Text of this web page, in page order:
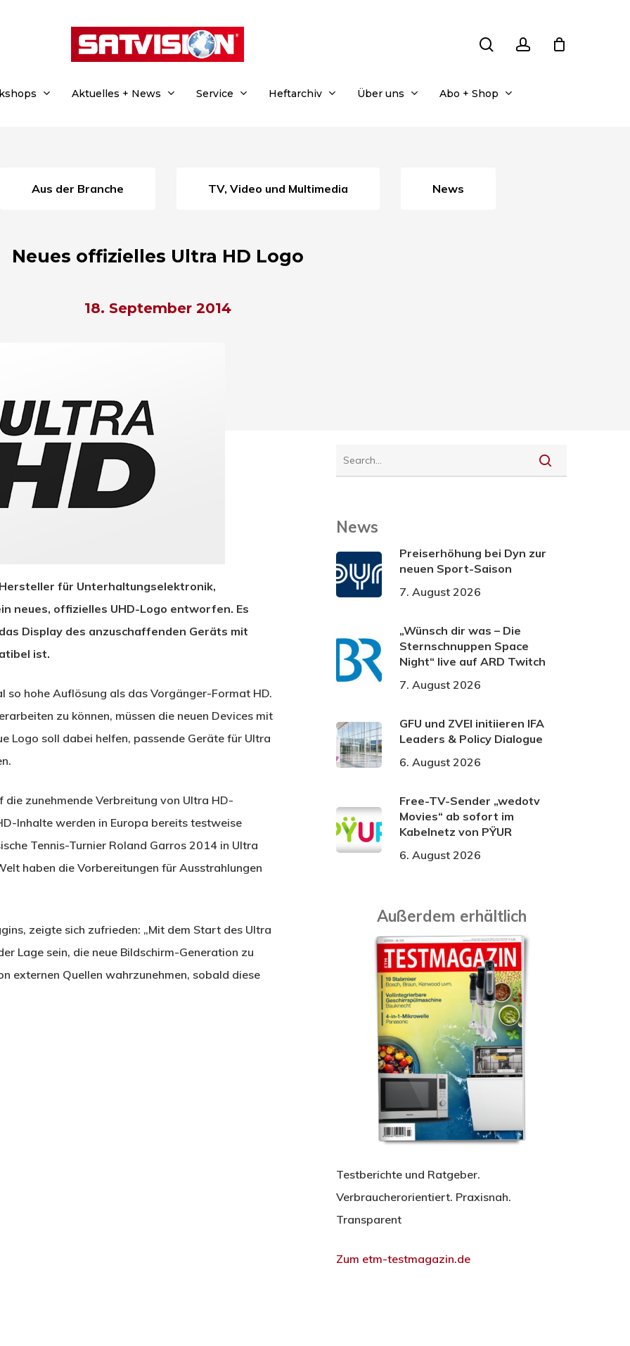
Aktuelles + News Service Heftarchiv Über uns Abo + Shop
Aus der Branche TV, Video und Multimedia News
Neues offizielles Ultra HD Logo
18. September 2014
für Unterhaltungselektronik,
neues, offizielles UHD-Logo entworfen. Es
Display des anzuschaffenden Geräts mit
ist.
hohe Auflösung als das Vorgänger-Format HD.
zu können, müssen die neuen Devices mit
Logo soll dabei helfen, passende Geräte für Ultra
zunehmende Verbreitung von Ultra HD-
Inhalte werden in Europa bereits testweise
Tennis-Turnier Roland Garros 2014 in Ultra
haben die Vorbereitungen für Ausstrahlungen
zeigte sich zufrieden: „Mit dem Start des Ultra
Lage sein, die neue Bildschirm-Generation zu
externen Quellen wahrzunehmen, sobald diese
News
Preiserhöhung bei Dyn zur
neuen Sport-Saison
7. August 2026
„Wünsch dir was – Die
Sternschnuppen Space
Night“ live auf ARD Twitch
7. August 2026
GFU und ZVEI initiieren IFA
Leaders & Policy Dialogue
6. August 2026
Free-TV-Sender „wedotv
Movies“ ab sofort im
Kabelnetz von PŸUR
6. August 2026
Außerdem erhältlich
Testberichte und Ratgeber.
Verbraucherorientiert. Praxisnah.
Transparent
Zum etm-testmagazin.de